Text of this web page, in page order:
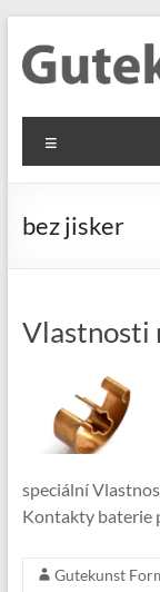
content
GmbH
Informationen
Flachmaterial
bez jisker
Vlastnosti
speciální
Kontakty baterie
Gutekunst